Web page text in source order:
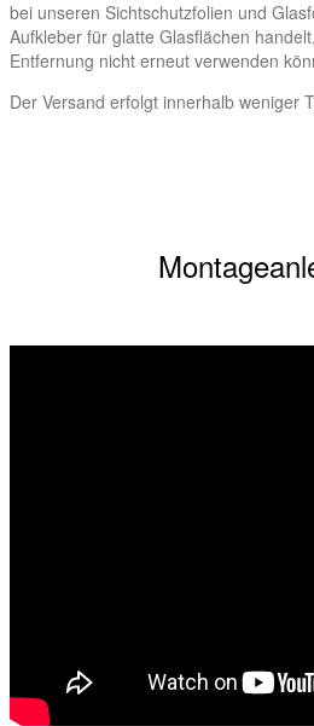
bei unseren Sichtschutzfolien und
Aufkleber für glatte Glasflächen
Entfernung nicht erneut verwenden
Der Versand erfolgt innerhalb weniger